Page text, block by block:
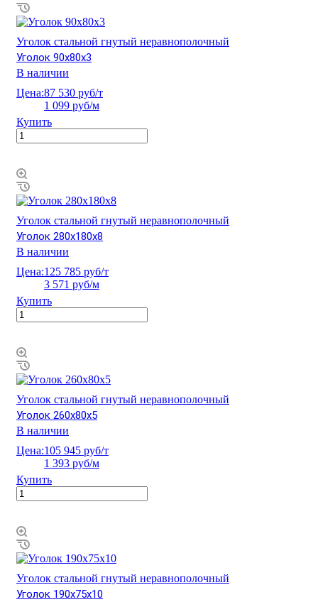
Уголок стальной гнутый неравнополочный
Уголок 90х80х3
В наличии
Цена:87 530 руб/т
1 099 руб/м
Купить
Уголок стальной гнутый неравнополочный
Уголок 280х180х8
В наличии
Цена:125 785 руб/т
3 571 руб/м
Купить
Уголок стальной гнутый неравнополочный
Уголок 260х80х5
В наличии
Цена:105 945 руб/т
1 393 руб/м
Купить
Уголок стальной гнутый неравнополочный
Уголок 190х75х10